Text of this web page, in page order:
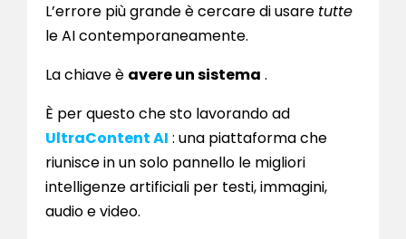
L’errore più grande è cercare di usare tutte
le AI contemporaneamente.
La chiave è avere un sistema .
È per questo che sto lavorando ad
UltraContent AI : una piattaforma che
riunisce in un solo pannello le migliori
intelligenze artificiali per testi, immagini,
audio e video.